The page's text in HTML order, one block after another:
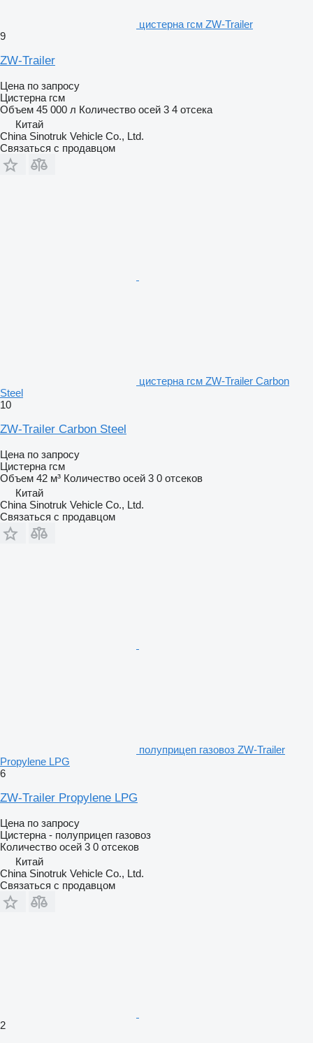
цистерна гсм ZW-Trailer
9
ZW-Trailer
Цена по запросу
Цистерна гсм
Объем 45 000 л Количество осей 3 4 отсека
Китай
China Sinotruk Vehicle Co., Ltd.
Связаться с продавцом
цистерна гсм ZW-Trailer Carbon
Steel
10
ZW-Trailer Carbon Steel
Цена по запросу
Цистерна гсм
Объем 42 м³ Количество осей 3 0 отсеков
Китай
China Sinotruk Vehicle Co., Ltd.
Связаться с продавцом
полуприцеп газовоз ZW-Trailer
Propylene LPG
6
ZW-Trailer Propylene LPG
Цена по запросу
Цистерна - полуприцеп газовоз
Количество осей 3 0 отсеков
Китай
China Sinotruk Vehicle Co., Ltd.
Связаться с продавцом
2